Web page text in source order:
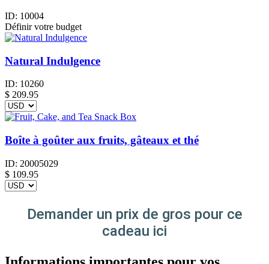
ID: 10004
Définir votre budget
Natural Indulgence
ID: 10260
$ 209.95
Boîte à goûter aux fruits, gâteaux et thé
ID: 20005029
$ 109.95
Demander un prix de gros pour ce
cadeau ici